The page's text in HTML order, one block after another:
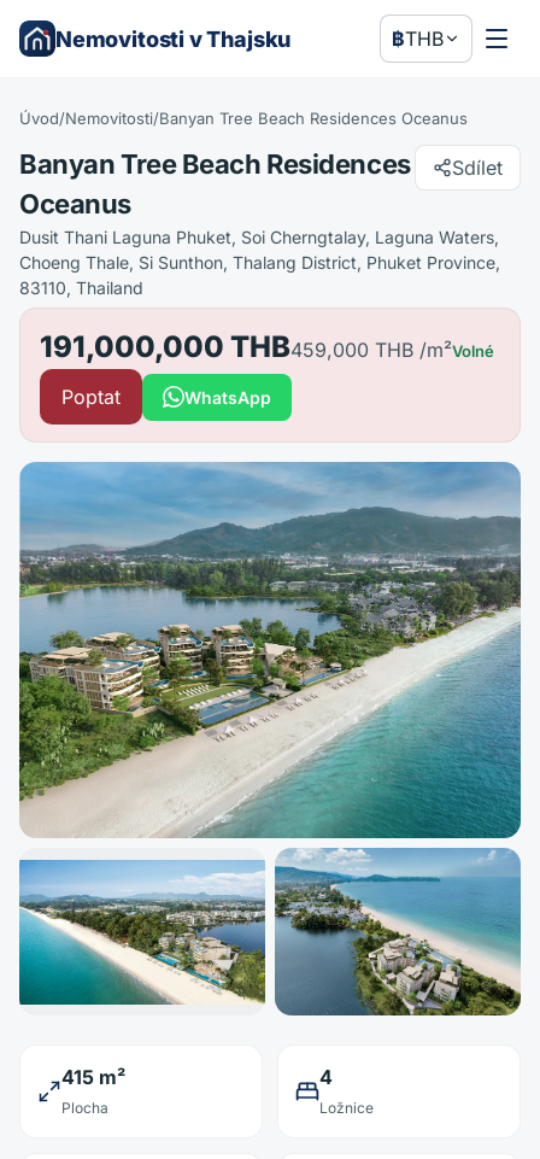
Nemovitosti v Thajsku ฿THB
Úvod/Nemovitosti/Banyan Tree Beach Residences Oceanus
Banyan Tree Beach Residences
Oceanus
Sdílet
Dusit Thani Laguna Phuket, Soi Cherngtalay, Laguna Waters,
Choeng Thale, Si Sunthon, Thalang District, Phuket Province,
83110, Thailand
191,000,000 THB459,000 THB /m²Volné
Poptat WhatsApp
415 m²
Plocha
4
Ložnice